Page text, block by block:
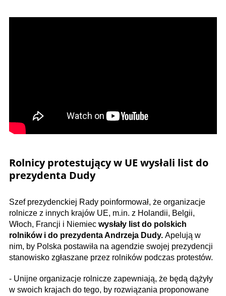
Rolnicy protestujący w UE wysłali list do
prezydenta Dudy
Szef prezydenckiej Rady poinformował, że organizacje
rolnicze z innych krajów UE, m.in. z Holandii, Belgii,
Włoch, Francji i Niemiec wysłały list do polskich
rolników i do prezydenta Andrzeja Dudy. Apelują w
nim, by Polska postawiła na agendzie swojej prezydencji
stanowisko zgłaszane przez rolników podczas protestów.
- Unijne organizacje rolnicze zapewniają, że będą dążyły
w swoich krajach do tego, by rozwiązania proponowane